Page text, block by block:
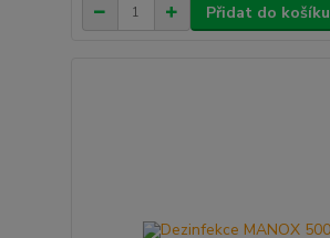
Přidat do košíku